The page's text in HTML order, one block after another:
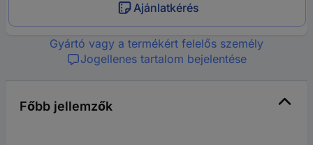
Ajánlatkérés
Gyártó vagy a termékért felelős személy
Jogellenes tartalom bejelentése
Főbb jellemzők